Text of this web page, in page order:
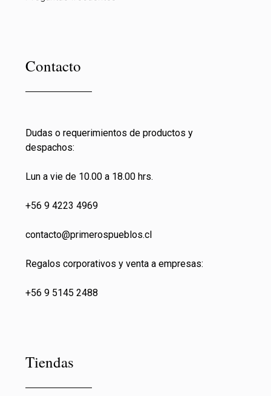
Contacto
Dudas o requerimientos de productos y
despachos:
Lun a vie de 10.00 a 18.00 hrs.
+56 9 4223 4969
contacto@primerospueblos.cl
Regalos corporativos y venta a empresas:
+56 9 5145 2488
Tiendas